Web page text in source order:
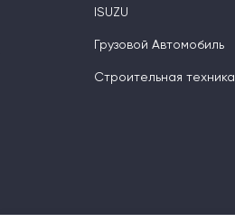
ISUZU
Грузовой Автомобиль
Строительная техника